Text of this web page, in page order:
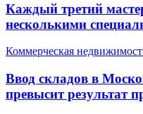
Каждый третий
несколькими
Коммерческая
Ввод складов в
превысит результат